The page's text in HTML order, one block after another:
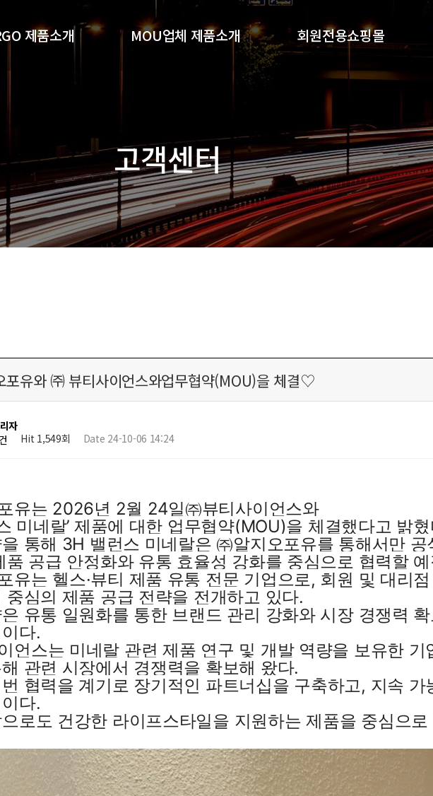
제품소개 MOU업체 제품소개
(주)황빈코스메디
기타MOU제품소개
회원전용쇼핑몰
회원전용쇼핑몰
고객센터
유와 ㈜ 뷰티사이언스와업무협약(MOU)을 체결♡
자
Hit 1,549회 Date 24-10-06 14:24
유는 2026년 2월 24일㈜뷰티사이언스와
미네랄’ 제품에 대한 업무협약(MOU)을 체결했다고 밝혔
통해 3H 밸런스 미네랄은 ㈜알지오포유를 통해서만 공
품 공급 안정화와 유통 효율성 강화를 중심으로 협력할
유는 헬스·뷰티 제품 유통 전문 기업으로, 회원 및 대리
중심의 제품 공급 전략을 전개하고 있다.
유통 일원화를 통한 브랜드 관리 강화와 시장 경쟁력
다.
언스는 미네랄 관련 제품 연구 및 개발 역량을 보유한
관련 시장에서 경쟁력을 확보해 왔다.
협력을 계기로 장기적인 파트너십을 구축하고, 지속
다.
로도 건강한 라이프스타일을 지원하는 제품을 중심으